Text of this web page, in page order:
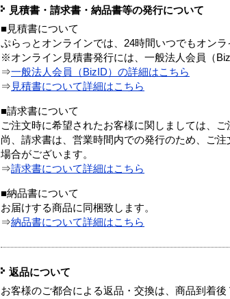
見積書・請求書・納品書等の発行について
■見積書について
ぷらっとオンラインでは、24時間いつでもオン
※オンライン見積書発行には、一般法人会員（
⇒一般法人会員（BizID）の詳細はこちら
⇒ 見積書について詳細はこちら
■請求書について
ご注文時に希望されたお客様に関しましては、ご
尚、請求書は、営業時間内での発行のため、ご
場合がございます。
⇒請求書について詳細はこちら
■納品書について
お届けする商品に同梱致します。
⇒納品書について詳細はこちら
返品について
お客様のご都合による返品・交換は、商品到着